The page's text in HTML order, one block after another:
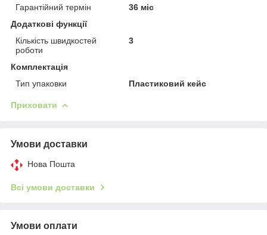
Гарантійний термін
36 міс
Додаткові функції
Кількість швидкостей
роботи
3
Комплектація
Тип упаковки
Пластиковий кейс
Приховати
Умови доставки
Нова Пошта
Всі умови доставки
Умови оплати